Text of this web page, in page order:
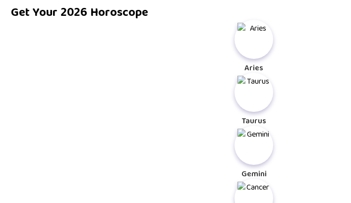
Get Your 2026 Horoscope
Aries
Taurus
Gemini